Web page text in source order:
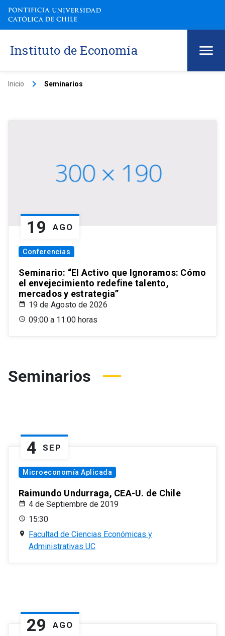
Instituto de Economía
Inicio keyboard_arrow_right Seminarios
19 AGO
Conferencias
Seminario: “El Activo que Ignoramos: Cómo
el envejecimiento redefine talento,
mercados y estrategia”
19 de Agosto de 2026
09:00 a 11:00 horas
Seminarios
4 SEP
Microeconomía Aplicada
Raimundo Undurraga, CEA-U. de Chile
4 de Septiembre de 2019
15:30
Facultad de Ciencias Económicas y
Administrativas UC
29 AGO